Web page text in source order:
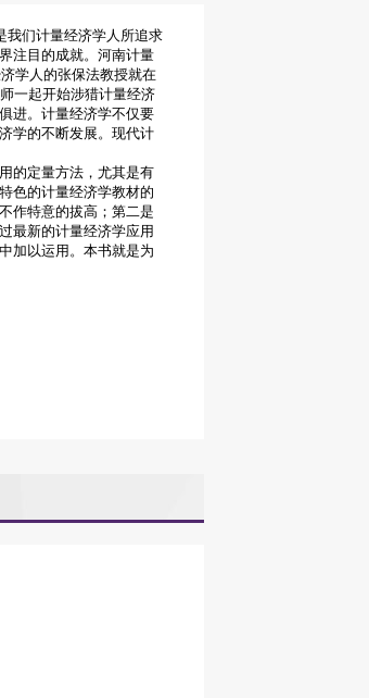
我们计量经济学人所追求
注目的成就。河南计量
学人的张保法教授就在
一起开始涉猎计量经济
进。计量经济学不仅要
学的不断发展。现代计
的定量方法，尤其是有
色的计量经济学教材的
作特意的拔高；第二是
最新的计量经济学应用
加以运用。本书就是为